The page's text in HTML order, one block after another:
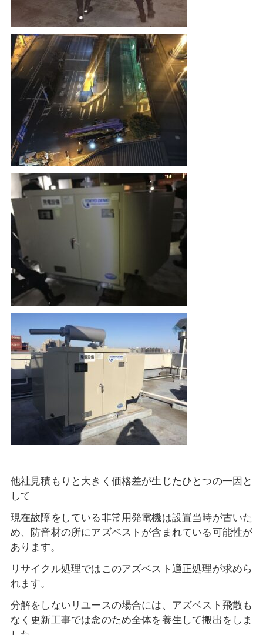
他社見積もりと大きく価格差が生じたひとつの一因と
して
現在故障をしている非常用発電機は設置当時が古いた
め、防音材の所にアズベストが含まれている可能性が
あります。
リサイクル処理ではこのアズベスト適正処理が求めら
れます。
分解をしないリユースの場合には、アズベスト飛散も
なく更新工事では念のため全体を養生して搬出をしま